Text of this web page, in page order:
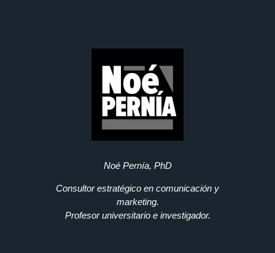
Noé Pernía, PhD
Consultor estratégico en comunicación y
marketing.
Profesor universitario e investigador.